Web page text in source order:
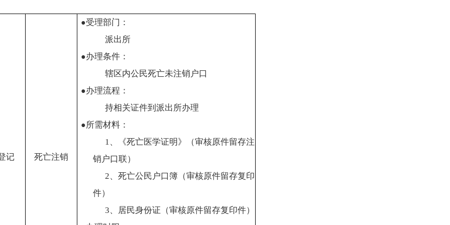
记 死亡注销
●受理部门：
派出所
●办理条件：
辖区内公民死亡未注销户口
●办理流程：
持相关证件到派出所办理
●所需材料：
1、《死亡医学证明》（审核原件留存注
销户口联）
2、死亡公民户口簿（审核原件留存复印
件）
3、居民身份证（审核原件留存复印件）